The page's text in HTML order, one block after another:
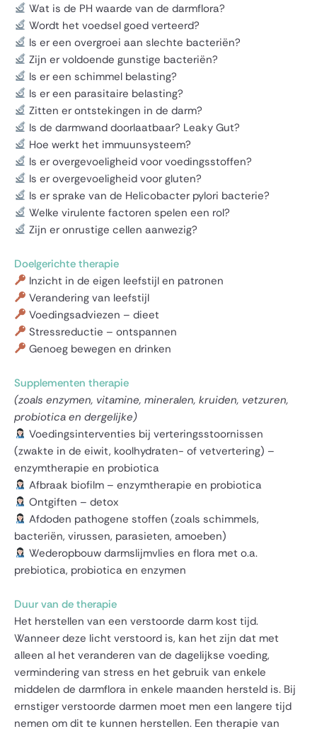
Wat is de PH waarde van de darmflora?
Wordt het voedsel goed verteerd?
Is er een overgroei aan slechte bacteriën?
Zijn er voldoende gunstige bacteriën?
Is er een schimmel belasting?
Is er een parasitaire belasting?
Zitten er ontstekingen in de darm?
Is de darmwand doorlaatbaar? Leaky Gut?
Hoe werkt het immuunsysteem?
Is er overgevoeligheid voor voedingsstoffen?
Is er overgevoeligheid voor gluten?
Is er sprake van de Helicobacter pylori bacterie?
Welke virulente factoren spelen een rol?
Zijn er onrustige cellen aanwezig?
Doelgerichte therapie
Inzicht in de eigen leefstijl en patronen
Verandering van leefstijl
Voedingsadviezen – dieet
Stressreductie – ontspannen
Genoeg bewegen en drinken
Supplementen therapie
(zoals enzymen, vitamine, mineralen, kruiden, vetzuren,
probiotica en dergelijke)
Voedingsinterventies bij verteringsstoornissen
(zwakte in de eiwit, koolhydraten- of vetvertering) –
enzymtherapie en probiotica
Afbraak biofilm – enzymtherapie en probiotica
Ontgiften – detox
Afdoden pathogene stoffen (zoals schimmels,
bacteriën, virussen, parasieten, amoeben)
Wederopbouw darmslijmvlies en flora met o.a.
prebiotica, probiotica en enzymen
Duur van de therapie
Het herstellen van een verstoorde darm kost tijd.
Wanneer deze licht verstoord is, kan het zijn dat met
alleen al het veranderen van de dagelijkse voeding,
vermindering van stress en het gebruik van enkele
middelen de darmflora in enkele maanden hersteld is. Bij
ernstiger verstoorde darmen moet men een langere tijd
nemen om dit te kunnen herstellen. Een therapie van